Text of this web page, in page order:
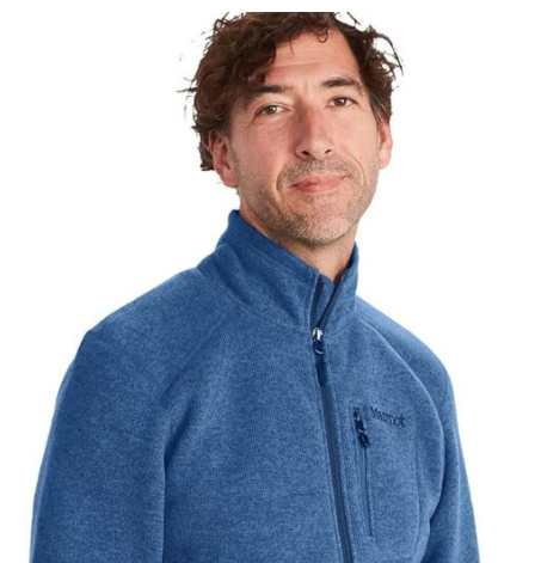
pique-nique, l'alpinisme ou la moto. Il offre
protection et confort lors de la pratique de
différents sports.